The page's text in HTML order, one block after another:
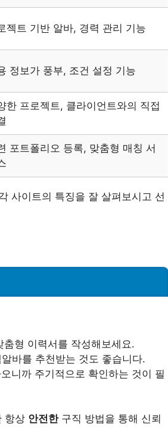
젝트 기반 알바, 경력 관리 기능
정보가 풍부, 조건 설정 기능
한 프로젝트, 클라이언트와의 직접
포트폴리오 등록, 맞춤형 매칭 서
사이트의 특징을 잘 살펴보시고 선
형 이력서를 작성해보세요.
바를 추천받는 것도 좋습니다.
니까 주기적으로 확인하는 것이 필
항상 안전한구직 방법을 통해 신뢰